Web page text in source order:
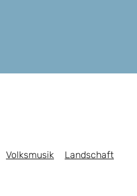
Volksmusik Landschaft